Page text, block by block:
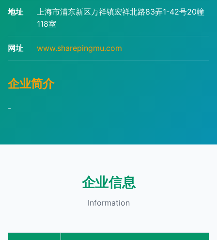
地址
上海市浦东新区万祥镇宏祥北路83弄1-42号20幢
118室
网址 www.sharepingmu.com
企业简介
-
企业信息
Information